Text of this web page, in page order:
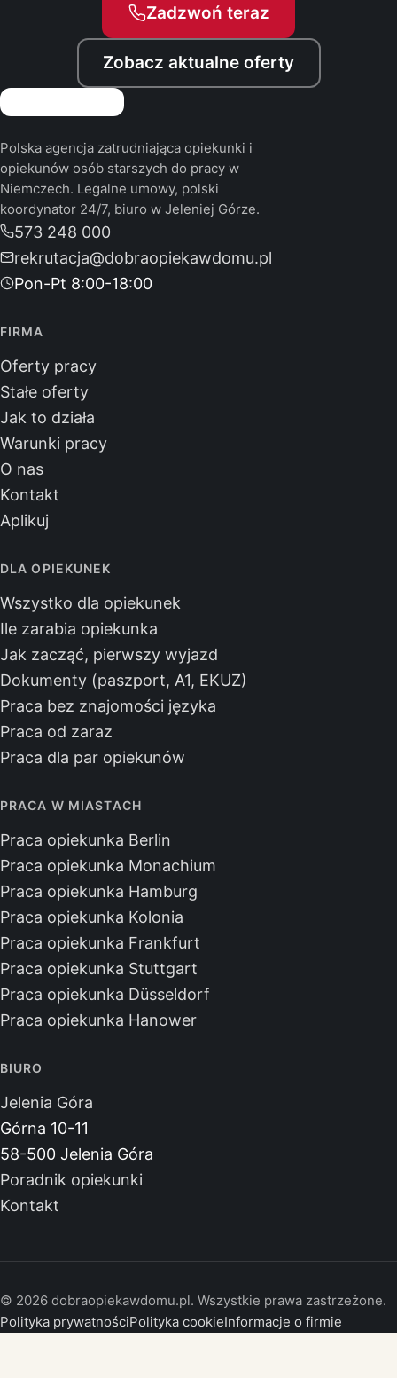
Zadzwoń teraz
Zobacz aktualne oferty
Polska agencja zatrudniająca opiekunki i
opiekunów osób starszych do pracy w
Niemczech. Legalne umowy, polski
koordynator 24/7, biuro w Jeleniej Górze.
573 248 000
rekrutacja@dobraopiekawdomu.pl
Pon-Pt 8:00-18:00
FIRMA
Oferty pracy
Stałe oferty
Jak to działa
Warunki pracy
O nas
Kontakt
Aplikuj
DLA OPIEKUNEK
Wszystko dla opiekunek
Ile zarabia opiekunka
Jak zacząć, pierwszy wyjazd
Dokumenty (paszport, A1, EKUZ)
Praca bez znajomości języka
Praca od zaraz
Praca dla par opiekunów
PRACA W MIASTACH
Praca opiekunka Berlin
Praca opiekunka Monachium
Praca opiekunka Hamburg
Praca opiekunka Kolonia
Praca opiekunka Frankfurt
Praca opiekunka Stuttgart
Praca opiekunka Düsseldorf
Praca opiekunka Hanower
BIURO
Jelenia Góra
Górna 10-11
58-500 Jelenia Góra
Poradnik opiekunki
Kontakt
© 2026 dobraopiekawdomu.pl. Wszystkie prawa zastrzeżone.
Polityka prywatnościPolityka cookieInformacje o firmie